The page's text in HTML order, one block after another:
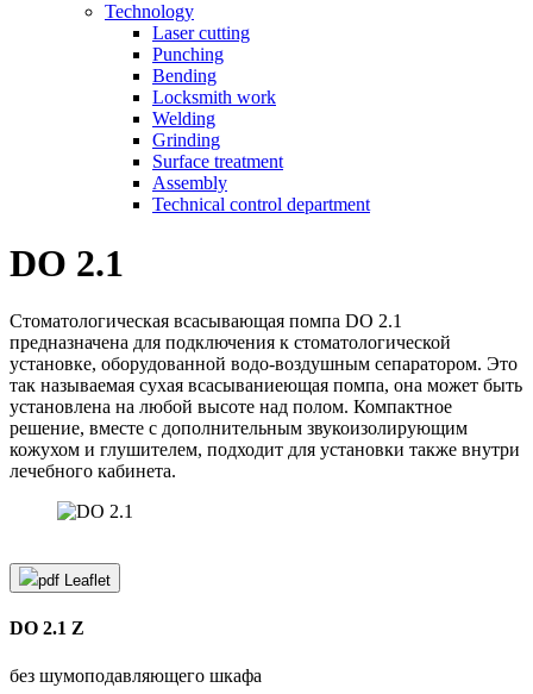
Technology
Laser cutting
Punching
Bending
Locksmith work
Welding
Grinding
Surface treatment
Assembly
Technical control department
DO 2.1
Стоматологическая всасывающая помпа DO 2.1
предназначена для подключения к стоматологической
установке, оборудованной водо-воздушным сепаратором. Это
так называемая сухая всасываниеющая помпа, она может быть
установлена на любой высоте над полом. Компактное
решение, вместе с дополнительным звукоизолирующим
кожухом и глушителем, подходит для установки также внутри
лечебного кабинета.
pdf Leaflet
DO 2.1 Z
без шумоподавляющего шкафа